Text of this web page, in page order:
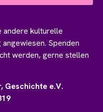
andere kulturelle
Spenden
werden, gerne stellen
Geschichte e.V.